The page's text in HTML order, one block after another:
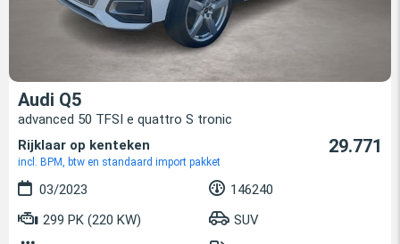
Audi Q5
advanced 50 TFSI e quattro S tronic
Rijklaar op kenteken
incl. BPM, btw en standaard import pakket
29.771
03/2023
146240
299 PK (220 KW)
SUV